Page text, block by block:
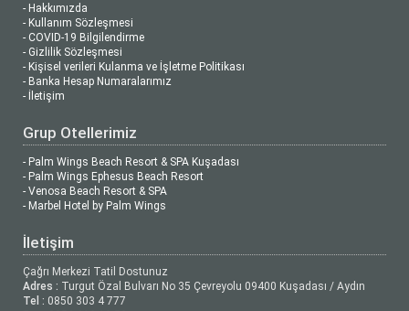
- Hakkımızda
- Kullanım Sözleşmesi
- COVID-19 Bilgilendirme
- Gizlilik Sözleşmesi
- Kişisel verileri Kulanma ve İşletme Politikası
- Banka Hesap Numaralarımız
- İletişim
Grup Otellerimiz
- Palm Wings Beach Resort & SPA Kuşadası
- Palm Wings Ephesus Beach Resort
- Venosa Beach Resort & SPA
- Marbel Hotel by Palm Wings
İletişim
Çağrı Merkezi Tatil Dostunuz
Adres : Turgut Özal Bulvarı No 35 Çevreyolu 09400 Kuşadası / Aydın
Tel : 0850 303 4 777